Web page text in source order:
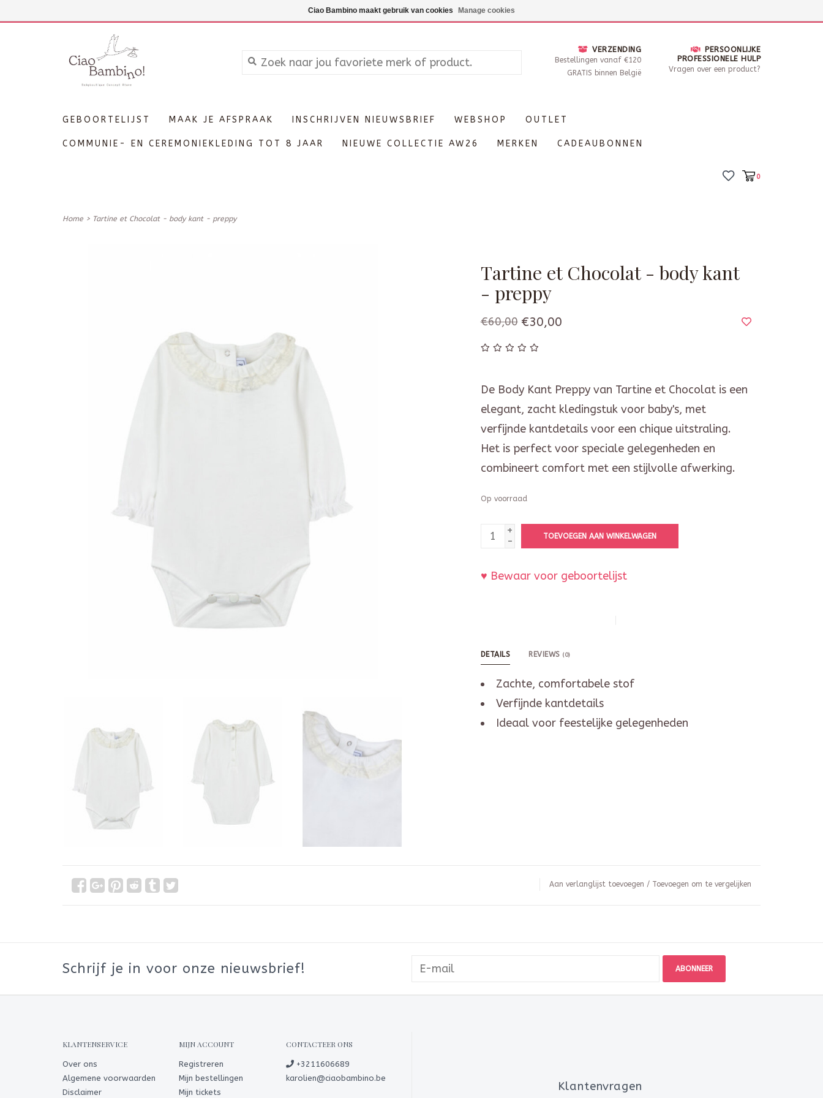
Maandag enkel op afspraak, Dinsdag - Zaterdag open van 10 - 17u30
VERZENDING
Bestellingen vanaf €120
GRATIS binnen België
PERSOONLIJKE
PROFESSIONELE HULP
Vragen over een product?
GEBOORTELIJST MAAK JE AFSPRAAK INSCHRIJVEN NIEUWSBRIEF WEBSHOP OUTLET
COMMUNIE- EN CEREMONIEKLEDING TOT 8 JAAR NIEUWE COLLECTIE AW26 MERKEN CADEAUBONNEN
0
Home > Tartine et Chocolat - body kant - preppy
Tartine et Chocolat - body kant
- preppy
€60,00 €30,00
De Body Kant Preppy van Tartine et Chocolat is een
elegant, zacht kledingstuk voor baby's, met
verfijnde kantdetails voor een chique uitstraling.
Het is perfect voor speciale gelegenheden en
combineert comfort met een stijlvolle afwerking.
Op voorraad
+
-
TOEVOEGEN AAN WINKELWAGEN
♥ Bewaar voor geboortelijst
DETAILS REVIEWS (0)
Zachte, comfortabele stof
Verfijnde kantdetails
Ideaal voor feestelijke gelegenheden
Aan verlanglijst toevoegen / Toevoegen om te vergelijken
Schrijf je in voor onze nieuwsbrief! ABONNEER
KLANTENSERVICE
Over ons
Algemene voorwaarden
Disclaimer
MIJN ACCOUNT
Registreren
Mijn bestellingen
Mijn tickets
CONTACTEER ONS
+3211606689
karolien@ciaobambino.be
Klantenvragen
Ciao Bambino maakt gebruik van cookies Manage cookies